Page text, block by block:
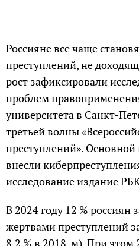
Россияне все чаще
преступлений, не
рост зафиксировали
проблем
университета в Санкт-
третьей волны
преступлений».
внесли
исследование издание
В 2024 году 12 % россиян
жертвами преступлений
8,2 % в 2018-м). При